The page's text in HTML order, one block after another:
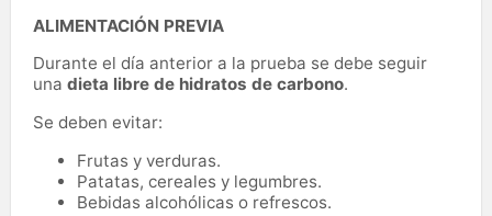
ALIMENTACIÓN PREVIA
Durante el día anterior a la prueba se debe seguir
una dieta libre de hidratos de carbono.
Se deben evitar:
Frutas y verduras.
Patatas, cereales y legumbres.
Bebidas alcohólicas o refrescos.